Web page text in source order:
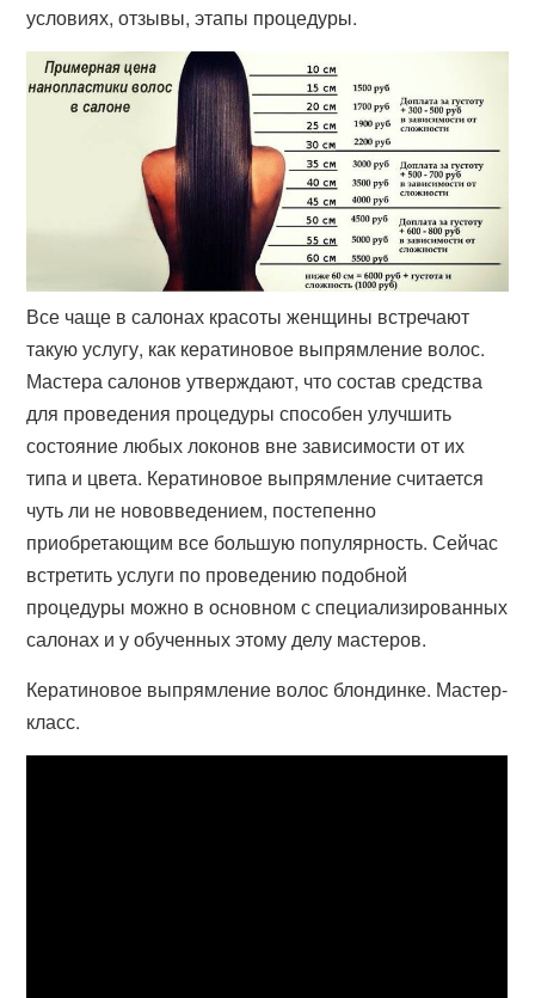
условиях, отзывы, этапы процедуры.
Все чаще в салонах красоты женщины встречают
такую услугу, как кератиновое выпрямление волос.
Мастера салонов утверждают, что состав средства
для проведения процедуры способен улучшить
состояние любых локонов вне зависимости от их
типа и цвета. Кератиновое выпрямление считается
чуть ли не нововведением, постепенно
приобретающим все большую популярность. Сейчас
встретить услуги по проведению подобной
процедуры можно в основном с специализированных
салонах и у обученных этому делу мастеров.
Кератиновое выпрямление волос блондинке. Мастер-
класс.